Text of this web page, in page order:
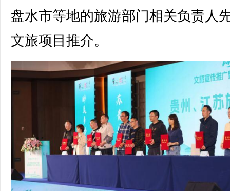
盘水市等地的旅游部门相关负责人
文旅项目推介。